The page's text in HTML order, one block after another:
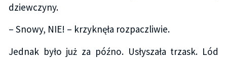
dziewczyny.
– Snowy, NIE! – krzyknęła rozpaczliwie.
Jednak było już za późno. Usłyszała trzask. Lód